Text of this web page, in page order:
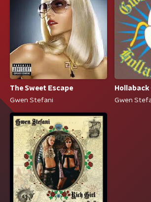
The Sweet Escape
Gwen Stefani
Hollaback
Gwen